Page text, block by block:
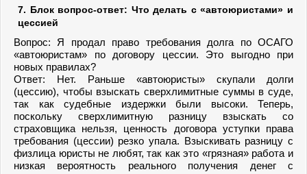
7. Блок вопрос-ответ: Что делать с «автоюристами» и
цессией
Вопрос: Я продал право требования долга по ОСАГО
«автоюристам» по договору цессии. Это выгодно при
новых правилах?
Ответ: Нет. Раньше «автоюристы» скупали долги
(цессию), чтобы взыскать сверхлимитные суммы в суде,
так как судебные издержки были высоки. Теперь,
поскольку сверхлимитную разницу взыскать со
страховщика нельзя, ценность договора уступки права
требования (цессии) резко упала. Взыскивать разницу с
физлица юристы не любят, так как это «грязная» работа и
низкая вероятность реального получения денег с